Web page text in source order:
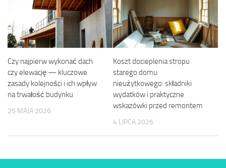
Czy najpierw wykonać dach
czy elewację — kluczowe
zasady kolejności i ich wpływ
na trwałość budynku
25 MAJA 2026
Koszt docieplenia stropu
starego domu
nieużytkowego: składniki
wydatków i praktyczne
wskazówki przed remontem
4 LIPCA 2026